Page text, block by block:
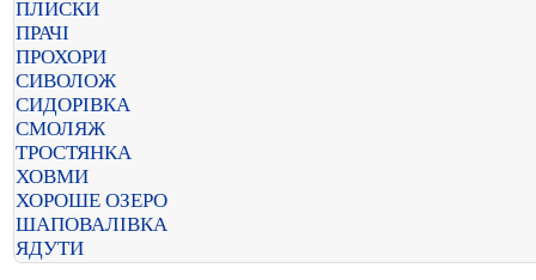
ПЛИСКИ
ПРАЧІ
ПРОХОРИ
СИВОЛОЖ
СИДОРІВКА
СМОЛЯЖ
ТРОСТЯНКА
ХОВМИ
ХОРОШЕ ОЗЕРО
ШАПОВАЛІВКА
ЯДУТИ